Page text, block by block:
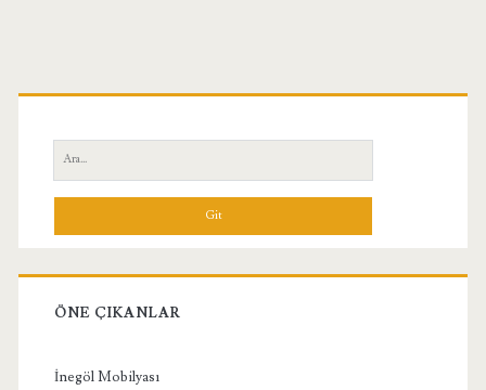
Birincil
Yan
Menü
Ara:
ÖNE ÇIKANLAR
İnegöl Mobilyası